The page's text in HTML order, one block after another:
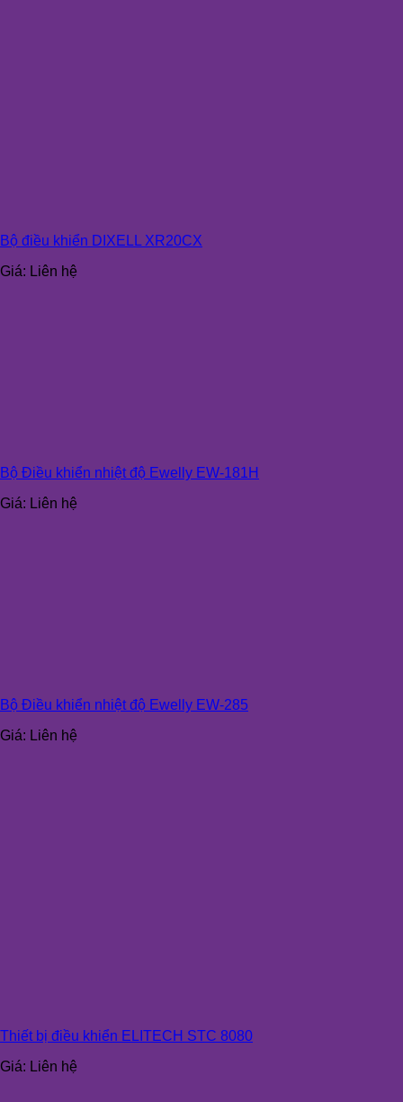
Bộ điều khiển DIXELL XR20CX
Giá: Liên hệ
Bộ Điều khiển nhiệt độ Ewelly EW-181H
Giá: Liên hệ
Bộ Điều khiển nhiệt độ Ewelly EW-285
Giá: Liên hệ
Thiết bị điều khiển ELITECH STC 8080
Giá: Liên hệ